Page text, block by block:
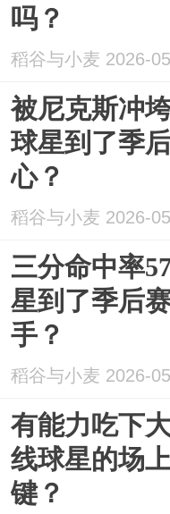
吗？
稻谷与小麦 2026-
被尼克斯冲
球星到了季
心？
稻谷与小麦 2026-
三分命中率
星到了季后
手？
稻谷与小麦 2026-
有能力吃下
线球星的场
键？